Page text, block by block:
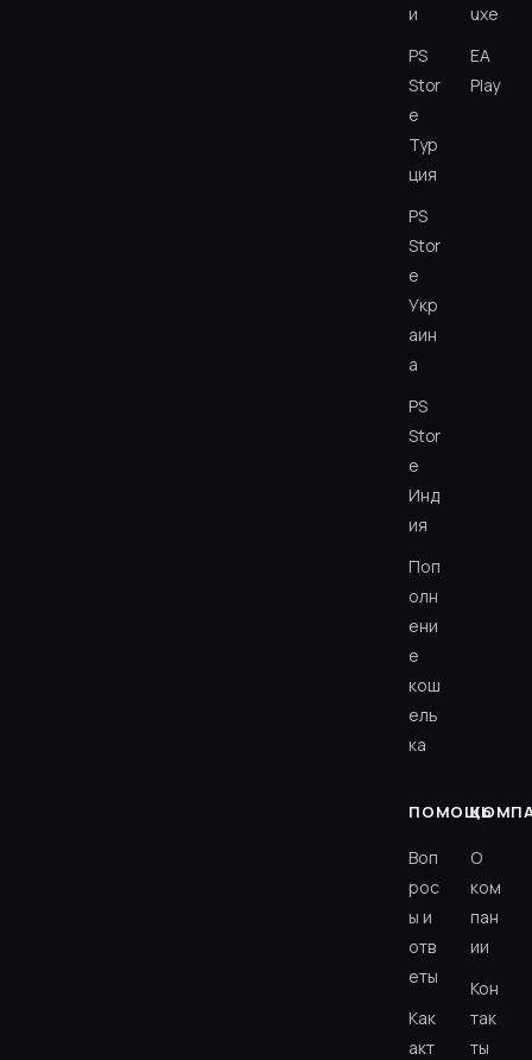
и
PS
Stor
e
Тур
ция
PS
Stor
e
Укр
аин
а
PS
Stor
e
Инд
ия
Поп
олн
ени
е
кош
ель
ка
uxe
EA
Play
ПОМОЩЬ
Воп
рос
ы и
отв
еты
Как
акт
О
ком
пан
ии
Кон
так
ты